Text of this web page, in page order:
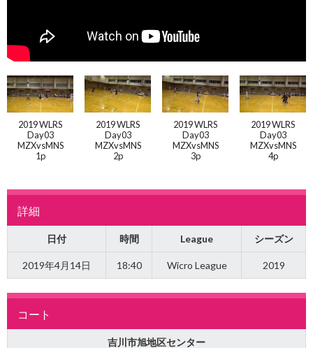
2019 WLRS
Day03
MZXvsMNS
1p
2019 WLRS
Day03
MZXvsMNS
2p
2019 WLRS
Day03
MZXvsMNS
3p
2019 WLRS
Day03
MZXvsMNS
4p
詳細
日付 時間 League シーズン
2019年4月14日 18:40 Wicro League 2019
コート
吉川市旭地区センター